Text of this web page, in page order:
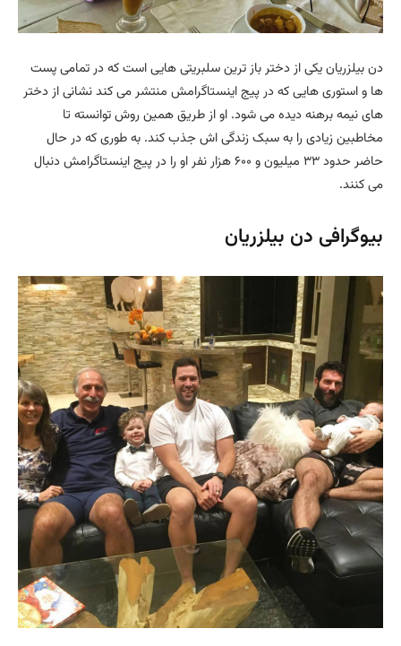
دن بیلزریان یکی از دختر باز ترین سلبریتی هایی است که در تمامی پست
ها و استوری هایی که در پیج اینستاگرامش منتشر می کند نشانی از دختر
های نیمه برهنه دیده می شود. او از طریق همین روش توانسته تا
مخاطبین زیادی را به سبک زندگی اش جذب کند. به طوری که در حال
حاضر حدود ۳۳ میلیون و ۶۰۰ هزار نفر او را در پیج اینستاگرامش دنبال
می کنند.
بیوگرافی دن بیلزریان